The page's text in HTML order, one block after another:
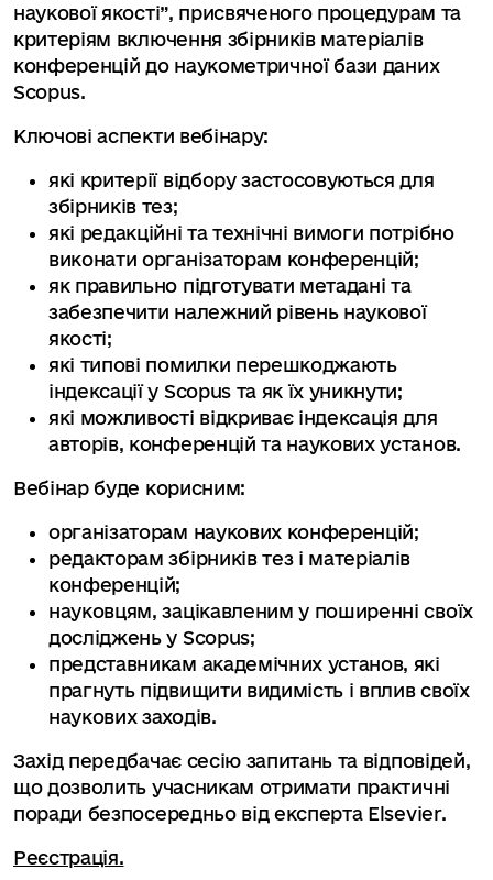
наукової якості”, присвяченого процедурам та
критеріям включення збірників матеріалів
конференцій до наукометричної бази даних
Scopus.
Ключові аспекти вебінару:
які критерії відбору застосовуються для
збірників тез;
які редакційні та технічні вимоги потрібно
виконати організаторам конференцій;
як правильно підготувати метадані та
забезпечити належний рівень наукової
якості;
які типові помилки перешкоджають
індексації у Scopus та як їх уникнути;
які можливості відкриває індексація для
авторів, конференцій та наукових установ.
Вебінар буде корисним:
організаторам наукових конференцій;
редакторам збірників тез і матеріалів
конференцій;
науковцям, зацікавленим у поширенні своїх
досліджень у Scopus;
представникам академічних установ, які
прагнуть підвищити видимість і вплив своїх
наукових заходів.
Захід передбачає сесію запитань та відповідей,
що дозволить учасникам отримати практичні
поради безпосередньо від експерта Elsevier.
Реєстрація.